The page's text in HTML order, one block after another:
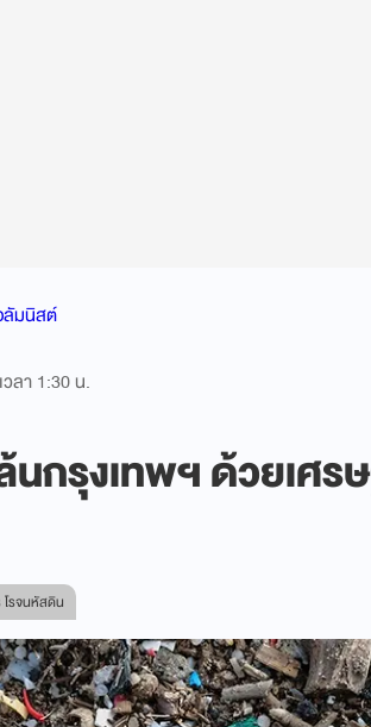
มนิสต์
ลา 1:30 น.
กรุงเทพฯ ด้วยเศร
รจนหัสดิน